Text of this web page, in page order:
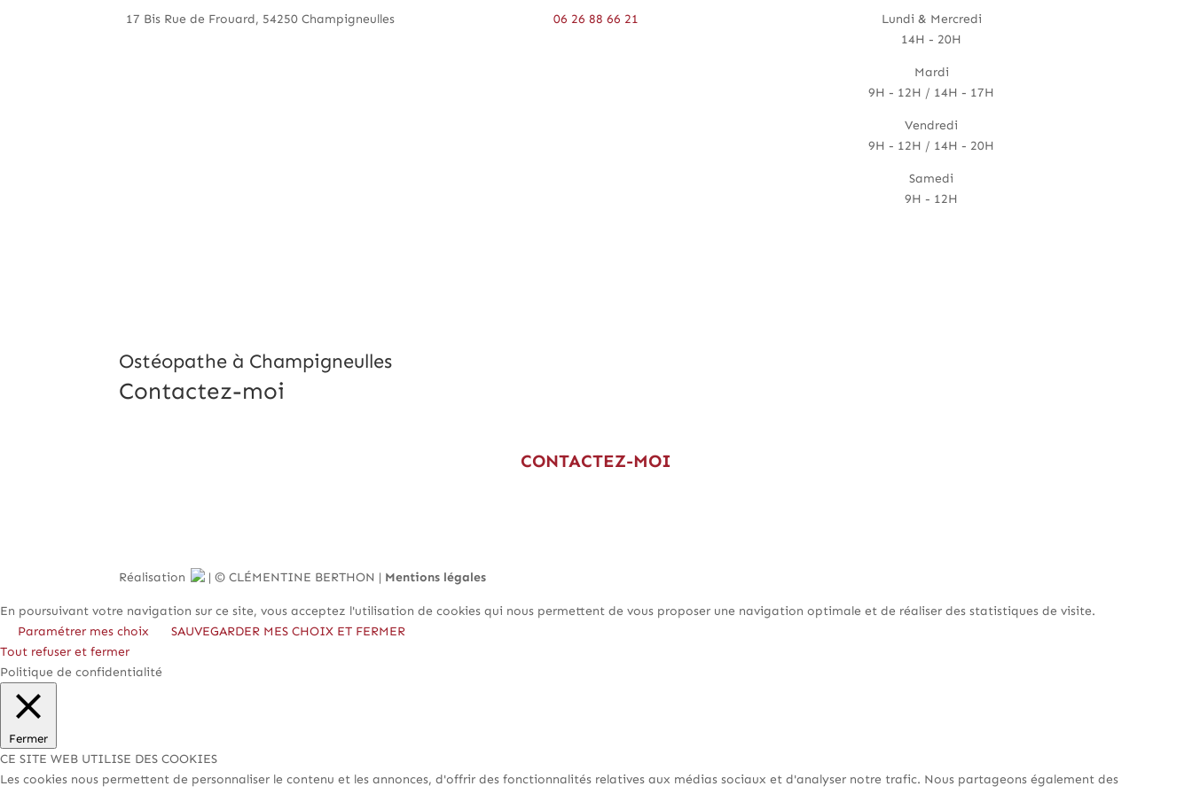
17 Bis Rue de Frouard, 54250 Champigneulles 06 26 88 66 21
Lundi & Mercredi
14H - 20H
Mardi
9H - 12H / 14H - 17H
Vendredi
9H - 12H / 14H - 20H
Samedi
9H - 12H
Ostéopathe à Champigneulles
Contactez-moi
CONTACTEZ-MOI
Réalisation | © CLÉMENTINE BERTHON | Mentions légales
En poursuivant votre navigation sur ce site, vous acceptez l'utilisation de cookies qui nous permettent de vous proposer une navigation optimale et de réaliser des statistiques de visite.
Paramétrer mes choix
SAUVEGARDER MES CHOIX ET FERMER
Tout refuser et fermer
Politique de confidentialité
Fermer
CE SITE WEB UTILISE DES COOKIES
Les cookies nous permettent de personnaliser le contenu et les annonces, d'offrir des fonctionnalités relatives aux médias sociaux et d'analyser notre trafic. Nous partageons également des